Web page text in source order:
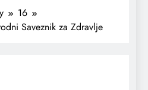
16
Saveznik za Zdravlje